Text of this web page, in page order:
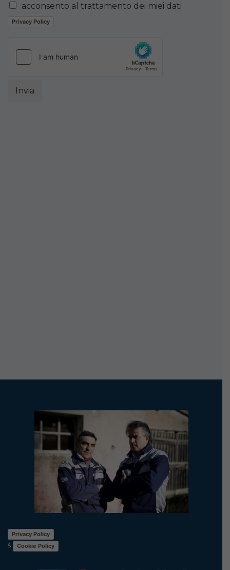
acconsento al trattamento dei miei dati
Privacy Policy
Invia
Privacy Policy
&
Cookie Policy